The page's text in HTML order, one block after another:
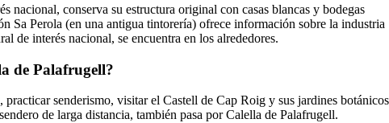
nacional, conserva su estructura original con casas blancas y bodegas
Sa Perola (en una antigua tintorería) ofrece información sobre la industria
de interés nacional, se encuentra en los alrededores.
de Palafrugell?
senderismo, visitar el Castell de Cap Roig y sus jardines
de larga distancia, también pasa por Calella de Palafrugell.